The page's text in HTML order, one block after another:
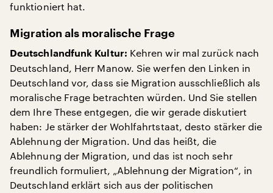
funktioniert hat.
Migration als moralische Frage
Deutschlandfunk Kultur: Kehren wir mal zurück nach
Deutschland, Herr Manow. Sie werfen den Linken in
Deutschland vor, dass sie Migration ausschließlich als
moralische Frage betrachten würden. Und Sie stellen
dem Ihre These entgegen, die wir gerade diskutiert
haben: Je stärker der Wohlfahrtstaat, desto stärker die
Ablehnung der Migration. Und das heißt, die
Ablehnung der Migration, und das ist noch sehr
freundlich formuliert, „Ablehnung der Migration“, in
Deutschland erklärt sich aus der politischen